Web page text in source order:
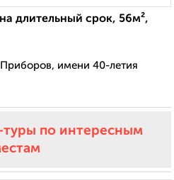
длительный срок, 56м²,
имени 40-летия
туры по интересным